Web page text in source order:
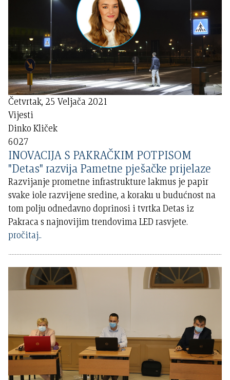
Četvrtak, 25 Veljača 2021
Vijesti
Dinko Kliček
6027
INOVACIJA S PAKRAČKIM POTPISOM
"Detas" razvija Pametne pješačke prijelaze
Razvijanje prometne infrastrukture lakmus je papir
svake iole razvijene sredine, a koraku u budućnost na
tom polju odnedavno doprinosi i tvrtka Detas iz
Pakraca s najnovijim trendovima LED rasvjete.
pročitaj..